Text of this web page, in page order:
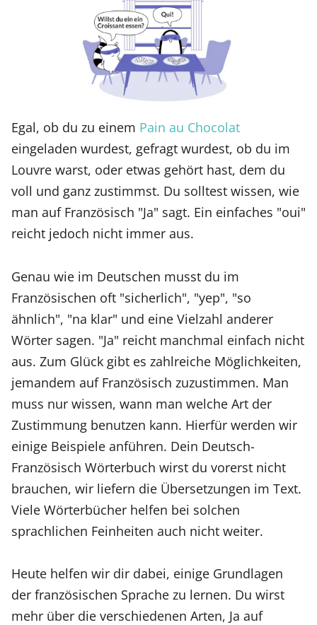
Egal, ob du zu einem Pain au Chocolat
eingeladen wurdest, gefragt wurdest, ob du im
Louvre warst, oder etwas gehört hast, dem du
voll und ganz zustimmst. Du solltest wissen, wie
man auf Französisch "Ja" sagt. Ein einfaches "oui"
reicht jedoch nicht immer aus.
Genau wie im Deutschen musst du im
Französischen oft "sicherlich", "yep", "so
ähnlich", "na klar" und eine Vielzahl anderer
Wörter sagen. "Ja" reicht manchmal einfach nicht
aus. Zum Glück gibt es zahlreiche Möglichkeiten,
jemandem auf Französisch zuzustimmen. Man
muss nur wissen, wann man welche Art der
Zustimmung benutzen kann. Hierfür werden wir
einige Beispiele anführen. Dein Deutsch-
Französisch Wörterbuch wirst du vorerst nicht
brauchen, wir liefern die Übersetzungen im Text.
Viele Wörterbücher helfen bei solchen
sprachlichen Feinheiten auch nicht weiter.
Heute helfen wir dir dabei, einige Grundlagen
der französischen Sprache zu lernen. Du wirst
mehr über die verschiedenen Arten, Ja auf